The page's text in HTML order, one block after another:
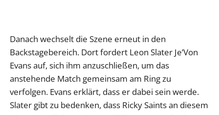
Danach wechselt die Szene erneut in den
Backstagebereich. Dort fordert Leon Slater Je’Von
Evans auf, sich ihm anzuschließen, um das
anstehende Match gemeinsam am Ring zu
verfolgen. Evans erklärt, dass er dabei sein werde.
Slater gibt zu bedenken, dass Ricky Saints an diesem